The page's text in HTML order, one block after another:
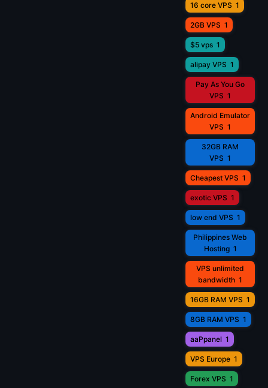
16 core VPS 1
2GB VPS 1
$5 vps 1
alipay VPS 1
Pay As You Go
VPS 1
Android Emulator
VPS 1
32GB RAM
VPS 1
Cheapest VPS 1
exotic VPS 1
low end VPS 1
Philippines Web
Hosting 1
VPS unlimited
bandwidth 1
16GB RAM VPS 1
8GB RAM VPS 1
aaPpanel 1
VPS Europe 1
Forex VPS 1